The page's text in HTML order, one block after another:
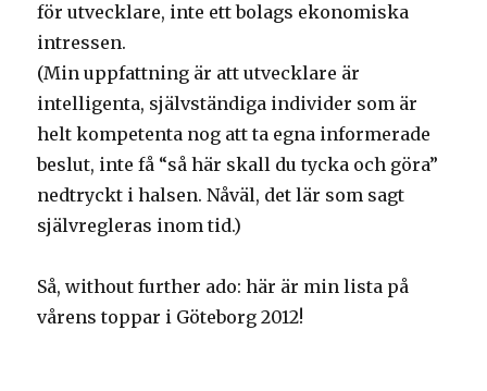
för utvecklare, inte ett bolags ekonomiska
intressen.
(Min uppfattning är att utvecklare är
intelligenta, självständiga individer som är
helt kompetenta nog att ta egna informerade
beslut, inte få “så här skall du tycka och göra”
nedtryckt i halsen. Nåväl, det lär som sagt
självregleras inom tid.)
Så, without further ado: här är min lista på
vårens toppar i Göteborg 2012!